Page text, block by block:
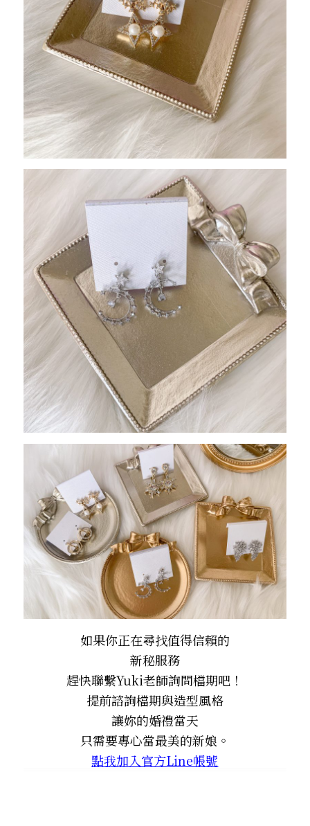
如果你正在尋找值得信賴的
新秘服務
趕快聯繫Yuki老師詢問檔期吧！
提前諮詢檔期與造型風格
讓妳的婚禮當天
只需要專心當最美的新娘。
點我加入官方Line帳號